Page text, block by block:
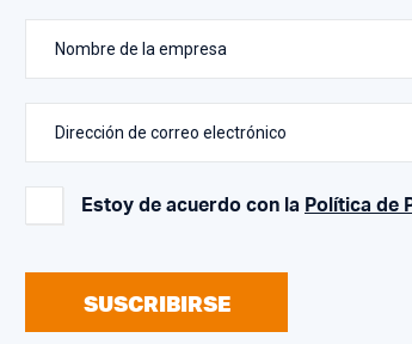
Nombre de la empresa
Dirección de correo electrónico
Estoy de acuerdo con la Política de
SUSCRIBIRSE